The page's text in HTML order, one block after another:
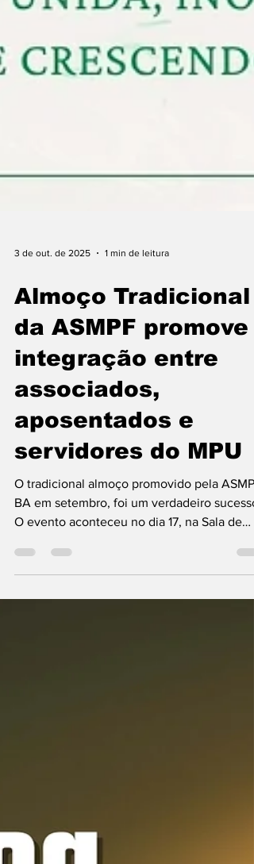
3 de out. de 2025 1 min de leitura
Almoço Tradicional
da ASMPF promove
integração entre
associados,
aposentados e
servidores do MPU
O tradicional almoço promovido pela
BA em setembro, foi um verdadeiro